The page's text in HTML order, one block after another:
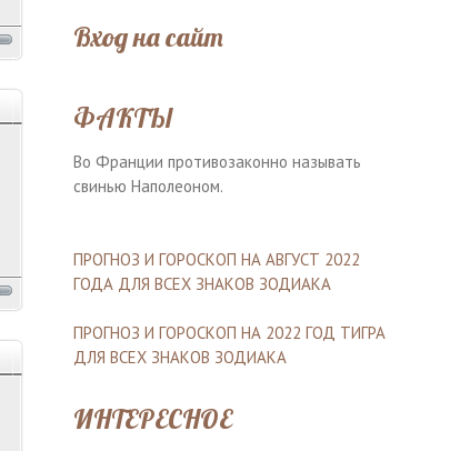
Вход на сайт
ФАКТЫ
Во Франции противозаконно называть
свинью Наполеоном.
ПРОГНОЗ И ГОРОСКОП НА АВГУСТ 2022
ГОДА ДЛЯ ВСЕХ ЗНАКОВ ЗОДИАКА
ПРОГНОЗ И ГОРОСКОП НА 2022 ГОД ТИГРА
ДЛЯ ВСЕХ ЗНАКОВ ЗОДИАКА
ИНТЕРЕСНОЕ